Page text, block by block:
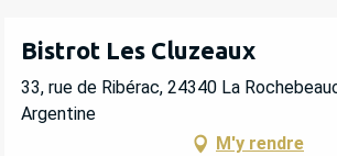
Bistrot Les Cluzeaux
33, rue de Ribérac, 24340 La
Argentine
M'y rendre